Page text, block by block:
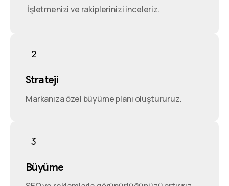
İşletmenizi ve rakiplerinizi inceleriz.
2
Strateji
Markanıza özel büyüme planı oluştururuz.
3
Büyüme